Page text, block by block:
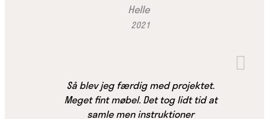
Helle
2021
Så blev jeg færdig med projektet.
Meget fint møbel. Det tog lidt tid at
samle men instruktioner